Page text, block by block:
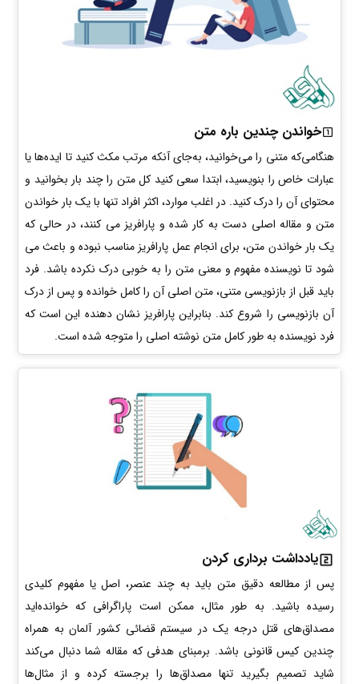
خواندن چندین باره متن
هنگامی‌که متنی را می‌خوانید، به‌جای آنکه مرتب مکث کنید تا ایده‌ها یا
عبارات خاص را بنویسید، ابتدا سعی کنید کل متن را چند بار بخوانید و
محتوای آن را درک کنید. در اغلب موارد، اکثر افراد تنها با یک بار خواندن
متن و مقاله اصلی دست به کار شده و پارافریز می کنند، در حالی که
یک بار خواندن متن، برای انجام عمل پارافریز مناسب نبوده و باعث می
شود تا نویسنده مفهوم و معنی متن را به خوبی درک نکرده باشد. فرد
باید قبل از بازنویسی متنی، متن اصلی آن را کامل خوانده و پس از درک
آن بازنویسی را شروع کند. بنابراین پارافریز نشان دهنده این است که
فرد نویسنده به طور کامل متن نوشته اصلی را متوجه شده است.
یادداشت برداری کردن
پس از مطالعه دقیق متن باید به چند عنصر، اصل یا مفهوم کلیدی
رسیده باشید. به طور مثال، ممکن است پاراگرافی که خوانده‌اید
مصداق‌های قتل درجه یک در سیستم قضائی کشور آلمان به همراه
چندین کیس قانونی باشد. برمبنای هدفی که مقاله شما دنبال می‌کند
شاید تصمیم بگیرید تنها مصداق‌ها را برجسته کرده و از مثال‌ها